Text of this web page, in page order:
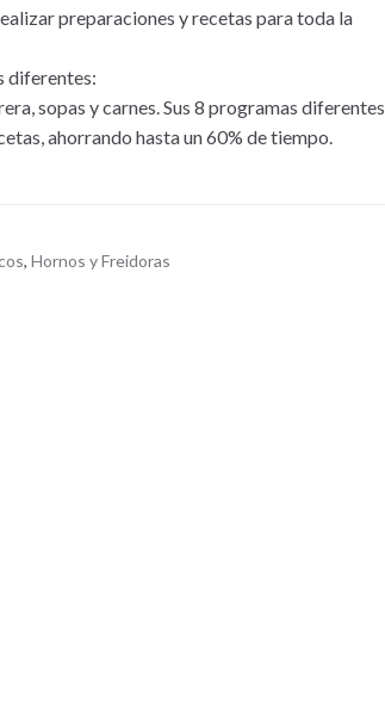
preparaciones y recetas para toda la
diferentes:
sopas y carnes. Sus 8 programas diferentes
ahorrando hasta un 60% de tiempo.
,Hornos y Freidoras